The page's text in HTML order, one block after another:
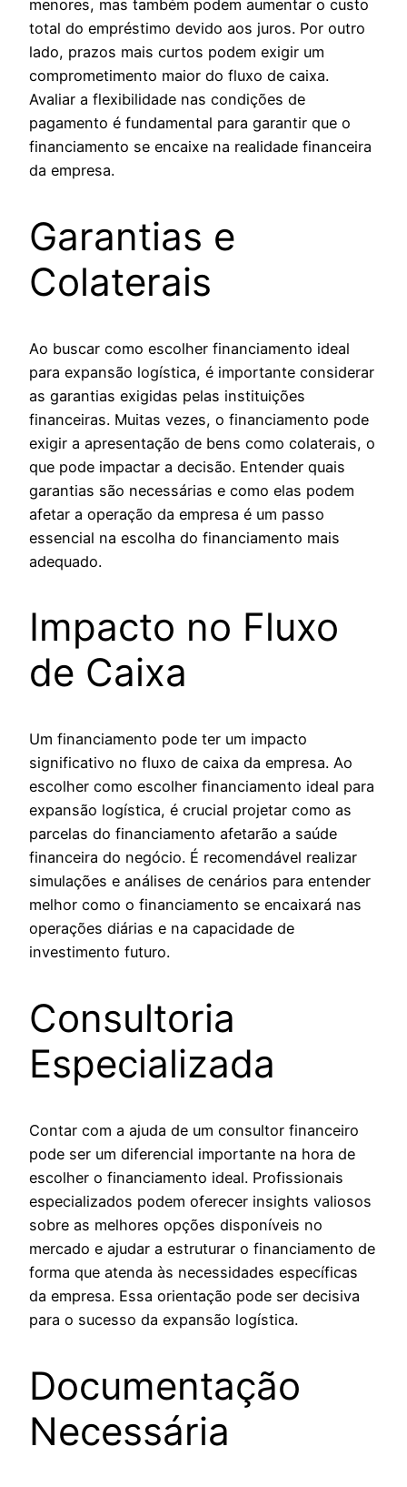
menores, mas também podem aumentar o custo
total do empréstimo devido aos juros. Por outro
lado, prazos mais curtos podem exigir um
comprometimento maior do fluxo de caixa.
Avaliar a flexibilidade nas condições de
pagamento é fundamental para garantir que o
financiamento se encaixe na realidade financeira
da empresa.
Garantias e
Colaterais
Ao buscar como escolher financiamento ideal
para expansão logística, é importante considerar
as garantias exigidas pelas instituições
financeiras. Muitas vezes, o financiamento pode
exigir a apresentação de bens como colaterais, o
que pode impactar a decisão. Entender quais
garantias são necessárias e como elas podem
afetar a operação da empresa é um passo
essencial na escolha do financiamento mais
adequado.
Impacto no Fluxo
de Caixa
Um financiamento pode ter um impacto
significativo no fluxo de caixa da empresa. Ao
escolher como escolher financiamento ideal para
expansão logística, é crucial projetar como as
parcelas do financiamento afetarão a saúde
financeira do negócio. É recomendável realizar
simulações e análises de cenários para entender
melhor como o financiamento se encaixará nas
operações diárias e na capacidade de
investimento futuro.
Consultoria
Especializada
Contar com a ajuda de um consultor financeiro
pode ser um diferencial importante na hora de
escolher o financiamento ideal. Profissionais
especializados podem oferecer insights valiosos
sobre as melhores opções disponíveis no
mercado e ajudar a estruturar o financiamento de
forma que atenda às necessidades específicas
da empresa. Essa orientação pode ser decisiva
para o sucesso da expansão logística.
Documentação
Necessária